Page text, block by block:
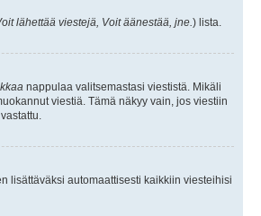
lähettää viestejä, Voit äänestää, jne. ) lista.
nappulaa valitsemastasi viestistä. Mikäli
viestiä. Tämä näkyy vain, jos viestiin
lisättäväksi automaattisesti kaikkiin viesteihisi